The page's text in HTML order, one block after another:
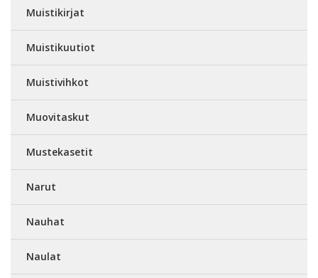
Muistikirjat
Muistikuutiot
Muistivihkot
Muovitaskut
Mustekasetit
Narut
Nauhat
Naulat